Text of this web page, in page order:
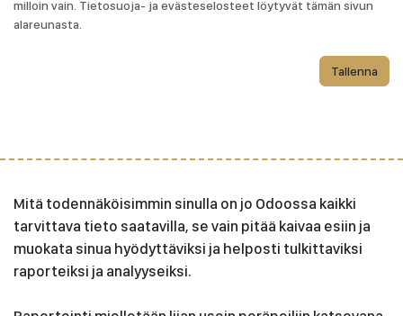
milloin vain. Tietosuoja- ja evästeselosteet löytyvät tämän sivun
alareunasta.
Tallenna
Mitä todennäköisimmin sinulla on jo Odoossa kaikki
tarvittava tieto saatavilla, se vain pitää kaivaa esiin ja
muokata sinua hyödyttäviksi ja helposti tulkittaviksi
raporteiksi ja analyyseiksi.